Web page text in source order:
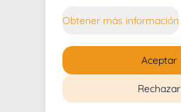
Obtener más información
Rechazar
Aceptar